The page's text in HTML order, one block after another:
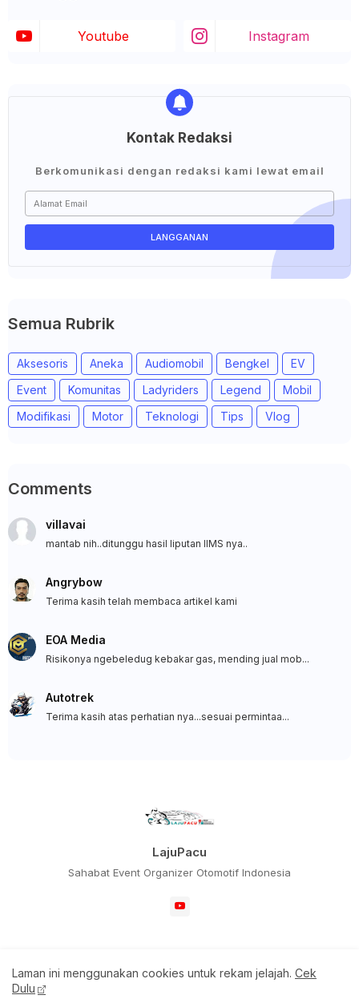
Youtube Instagram
Kontak Redaksi
Berkomunikasi dengan redaksi kami lewat email
Semua Rubrik
Aksesoris Aneka Audiomobil Bengkel
EV
Event
Komunitas Ladyriders Legend
Mobil
Modifikasi
Motor Teknologi Tips Vlog
Comments
villavai
mantab nih..ditunggu hasil liputan IIMS nya..
Angrybow
Terima kasih telah membaca artikel kami
EOA Media
Risikonya ngebeledug kebakar gas, mending jual mob...
Autotrek
Terima kasih atas perhatian nya...sesuai permintaa...
LajuPacu
Sahabat Event Organizer Otomotif Indonesia
Home Redaksi
Laman ini menggunakan cookies untuk rekam jelajah. Cek
Dulu